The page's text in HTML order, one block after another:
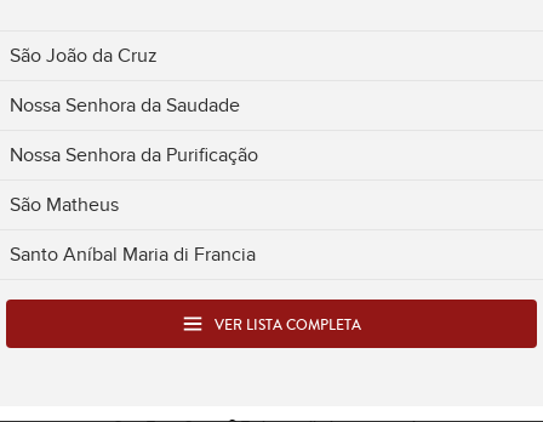
São João da Cruz
Nossa Senhora da Saudade
Nossa Senhora da Purificação
São Matheus
Santo Aníbal Maria di Francia
VER LISTA COMPLETA